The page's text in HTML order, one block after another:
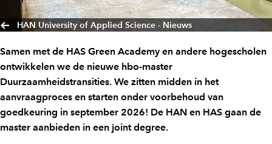
HAN University of Applied Science - Nieuws
Samen met de HAS Green Academy en andere hogescholen
ontwikkelen we de nieuwe hbo-master
Duurzaamheidstransities. We zitten midden in het
aanvraagproces en starten onder voorbehoud van
goedkeuring in september 2026! De HAN en HAS gaan de
master aanbieden in een joint degree.